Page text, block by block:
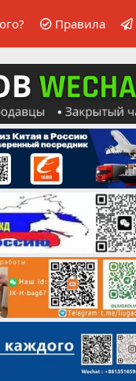
Правила